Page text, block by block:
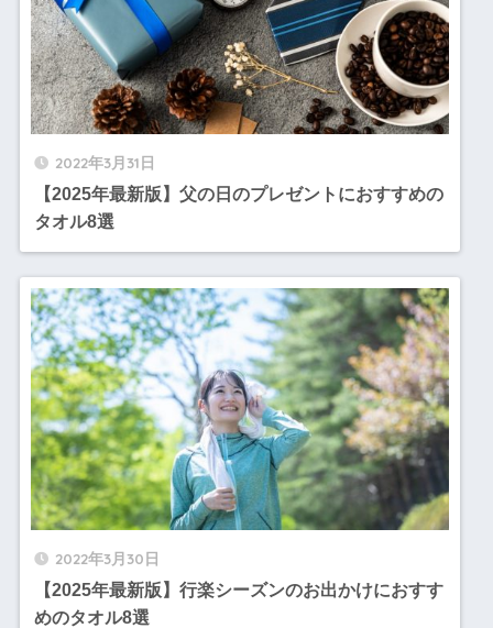
2022年3月31日
【2025年最新版】父の日のプレゼントにおすすめの
タオル8選
2022年3月30日
【2025年最新版】行楽シーズンのお出かけにおすす
めのタオル8選